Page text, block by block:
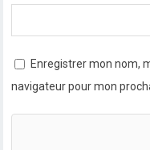
Enregistrer mon nom,
navigateur pour mon